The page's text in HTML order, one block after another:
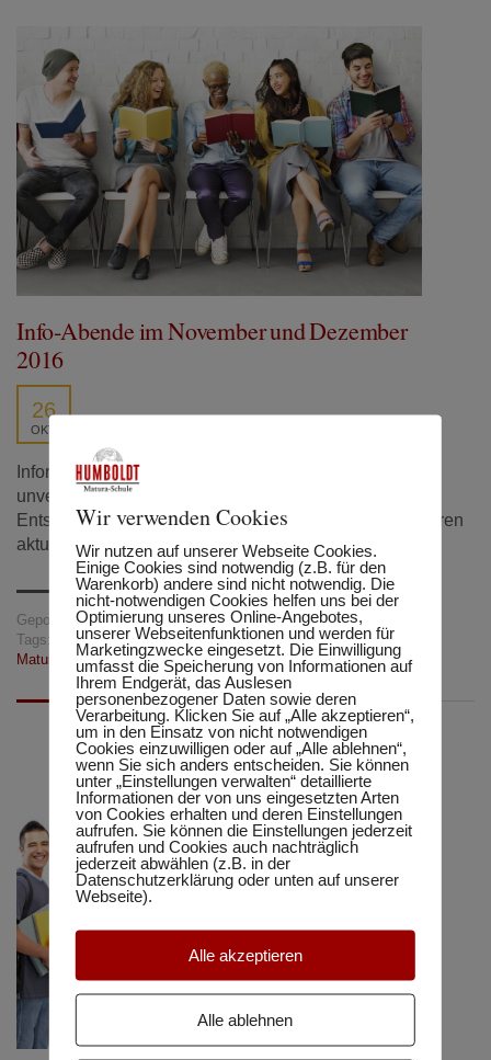
Info-Abende im November und Dezember
2016
26
OKT.
Information und Beratung am Info-Abend individuell –
unverbindlich – gratis Sie haben bereits eine wichtige
Entscheidung getroffen. Sie interessieren sich dafür, Ihren
aktuellen Bildungsabschluss zu verbessern.
Gepostet in: Matura-Schule , Neuigkeiten
Tags:
Beratung, Berufsreifeprüfung, Info-Abend, Matura,
Maturaschule, Weiterbildung
Wir verwenden Cookies
Wir nutzen auf unserer Webseite Cookies.
Einige Cookies sind notwendig (z.B. für den
Warenkorb) andere sind nicht notwendig. Die
nicht-notwendigen Cookies helfen uns bei der
Optimierung unseres Online-Angebotes,
unserer Webseitenfunktionen und werden für
Marketingzwecke eingesetzt. Die Einwilligung
umfasst die Speicherung von Informationen auf
Ihrem Endgerät, das Auslesen
personenbezogener Daten sowie deren
Verarbeitung. Klicken Sie auf „Alle akzeptieren“,
um in den Einsatz von nicht notwendigen
Cookies einzuwilligen oder auf „Alle ablehnen“,
wenn Sie sich anders entscheiden. Sie können
unter „Einstellungen verwalten“ detaillierte
Informationen der von uns eingesetzten Arten
von Cookies erhalten und deren Einstellungen
aufrufen. Sie können die Einstellungen jederzeit
aufrufen und Cookies auch nachträglich
jederzeit abwählen (z.B. in der
Datenschutzerklärung oder unten auf unserer
Webseite).
Alle akzeptieren
Alle ablehnen